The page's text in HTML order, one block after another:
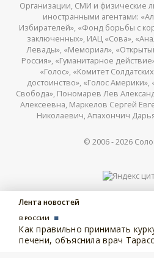
Лента новостей
В РОССИИ
Как правильно принимать
печени, объяснила врач
Организации, СМИ и физические
иностранными агентами:
Избирателей», «Фонд борьбы с
заключенных», ИАЦ «Сова»,
Левады», «Мемориал»,
Россия», «Гуманитарное
«Голос», «Комитет
достоинство», «Голос Америки»,
Свобода», Пономарев Лев
Алексеевна, Маркелов Сергей
Николаевич, Апахончич
© 2006 -2026